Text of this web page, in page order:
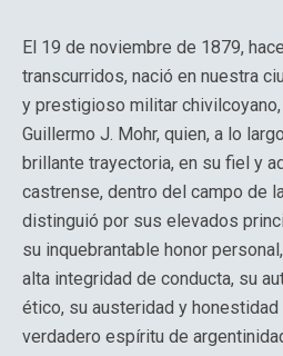
El 19 de noviembre de 1879,
transcurridos, nació en nuestra
y prestigioso militar
Guillermo J. Mohr, quien, a lo
brillante trayectoria, en su fiel y
castrense, dentro del campo de
distinguió por sus elevados
su inquebrantable honor
alta integridad de conducta, su
ético, su austeridad y honestidad
verdadero espíritu de